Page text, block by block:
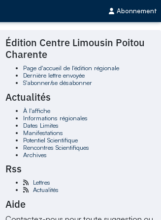
Abonnement
Édition Centre Limousin Poitou
Charente
Page d'accueil de l'édition régionale
Dernière lettre envoyée
S'abonner/se désabonner
Actualités
À l'affiche
Informations régionales
Dates Limites
Manifestations
Potentiel Scientifique
Rencontres Scientifiques
Archives
Rss
Lettres
Actualités
Aide